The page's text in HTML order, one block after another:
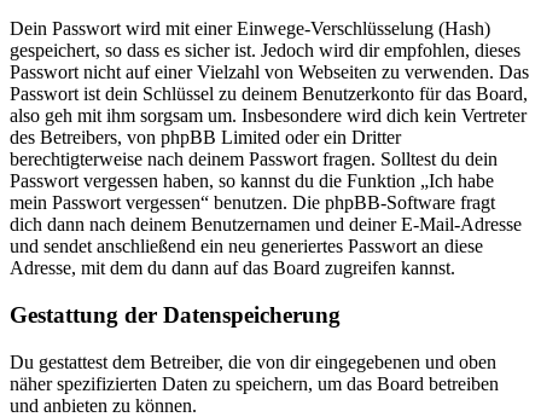
Dein Passwort wird mit einer Einwege-Verschlüsselung (Hash)
gespeichert, so dass es sicher ist. Jedoch wird dir empfohlen, dieses
Passwort nicht auf einer Vielzahl von Webseiten zu verwenden. Das
Passwort ist dein Schlüssel zu deinem Benutzerkonto für das Board,
also geh mit ihm sorgsam um. Insbesondere wird dich kein Vertreter
des Betreibers, von phpBB Limited oder ein Dritter
berechtigterweise nach deinem Passwort fragen. Solltest du dein
Passwort vergessen haben, so kannst du die Funktion „Ich habe
mein Passwort vergessen“ benutzen. Die phpBB-Software fragt
dich dann nach deinem Benutzernamen und deiner E-Mail-Adresse
und sendet anschließend ein neu generiertes Passwort an diese
Adresse, mit dem du dann auf das Board zugreifen kannst.
Gestattung der Datenspeicherung
Du gestattest dem Betreiber, die von dir eingegebenen und oben
näher spezifizierten Daten zu speichern, um das Board betreiben
und anbieten zu können.